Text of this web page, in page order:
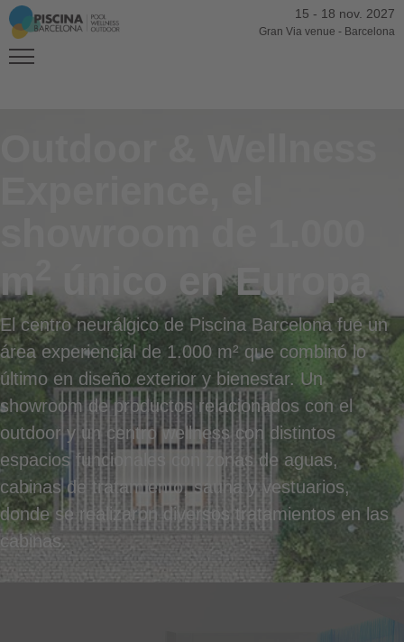
15 - 18 nov. 2027
Gran Via venue - Barcelona
m
único en Europa
El centro neurálgico de Piscina Barcelona fue un
área experiencial de 1.000 m² que combinó lo
último en diseño exterior y bienestar. Un
showroom de productos relacionados con el
outdoor y un centro wellness con distintos
espacios funcionales con zonas de aguas,
cabinas de tratamiento, sauna y vestuarios,
donde se realizaron diversos tratamientos en las
cabinas.